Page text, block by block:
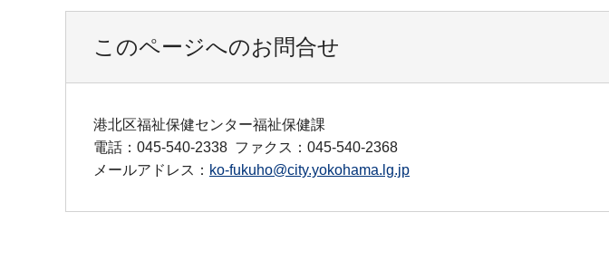
このページへのお問合せ
港北区福祉保健センター福祉保健課
電話：045-540-2338 ファクス：045-540-2368
メールアドレス： ko-fukuho@city.yokohama.lg.jp